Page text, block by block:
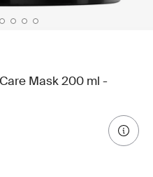
Mask 200 ml -